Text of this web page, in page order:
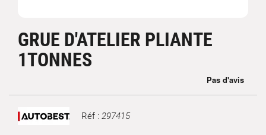
GRUE D'ATELIER PLIANTE
1TONNES
Marque Réf : 297415